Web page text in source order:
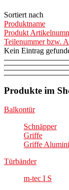
Sortiert nach
Produktname
Produkt
Teilenummer bzw.
Kein Eintrag
Produkte im
Balkontür
Schnäpper
Griffe
Griffe
Türbänder
m-tec I S